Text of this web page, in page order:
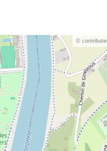
©